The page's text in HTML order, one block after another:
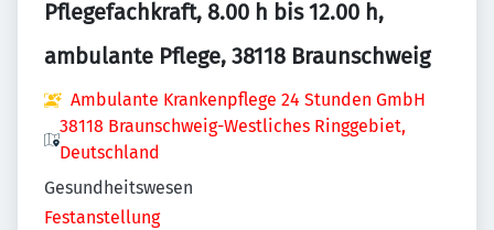
Pflegefachkraft, 8.00 h bis 12.00 h,
ambulante Pflege, 38118 Braunschweig
Ambulante Krankenpflege 24 Stunden GmbH
38118 Braunschweig-Westliches Ringgebiet,
Deutschland
Gesundheitswesen
Festanstellung